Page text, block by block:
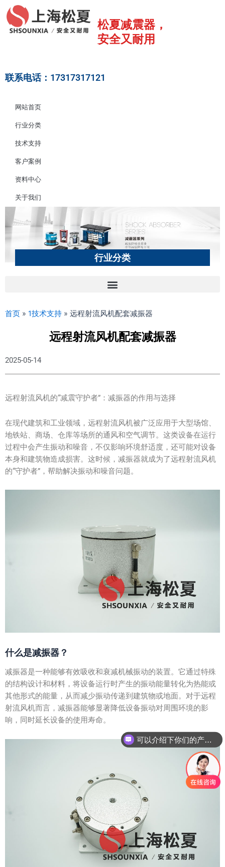
至
松夏减震器，
安全又耐用
联系电话：17317317121
网站首页
行业分类
技术支持
客户案例
资料中心
关于我们
行业分类
首页 » 1技术支持 » 远程射流风机配套减振器
远程射流风机配套减振器
2025-05-14
远程射流风机的“减震守护者”：减振器的作用与选择
在现代建筑和工业领域，远程射流风机被广泛应用于大型场馆、
地铁站、商场、仓库等场所的通风和空气调节。这类设备在运行
过程中会产生振动和噪音，不仅影响环境舒适度，还可能对设备
本身和建筑物造成损害。这时候，减振器就成为了远程射流风机
的“守护者”，帮助解决振动和噪音问题。
什么是减振器？
减振器是一种能够有效吸收和衰减机械振动的装置。它通过特殊
的结构设计和材料，将设备运行时产生的振动能量转化为热能或
其他形式的能量，从而减少振动传递到建筑物或地面。对于远程
射流风机而言，减振器能够显著降低设备振动对周围环境的影
响，同时延长设备的使用寿命。
可以介绍下你们的产品么？